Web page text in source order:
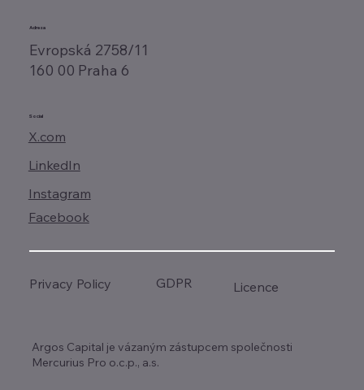
Adresa
Evropská 2758/11
160 00 Praha 6
Social
X.com
LinkedIn
Instagram
Facebook
Argos Capital je vázaným zástupcem společnosti
Mercurius Pro o.c.p., a.s.
Privacy Policy GDPR Licence